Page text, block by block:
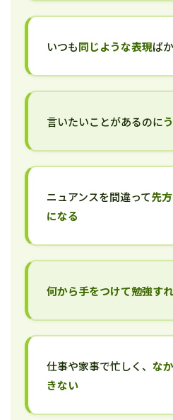
いつも同じような表現ば
言いたいことがあるのに
ニュアンスを間違って先
になる
何から手をつけて勉強す
仕事や家事で忙しく、 な
きない